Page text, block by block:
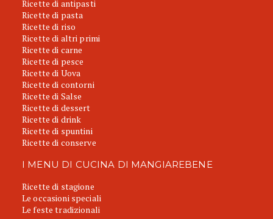
Ricette di antipasti
Ricette di pasta
Ricette di riso
Ricette di altri primi
Ricette di carne
Ricette di pesce
Ricette di Uova
Ricette di contorni
Ricette di Salse
Ricette di dessert
Ricette di drink
Ricette di spuntini
Ricette di conserve
I MENU DI CUCINA DI MANGIAREBENE
Ricette di stagione
Le occasioni speciali
Le feste tradizionali